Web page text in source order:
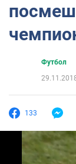
Футбол
133